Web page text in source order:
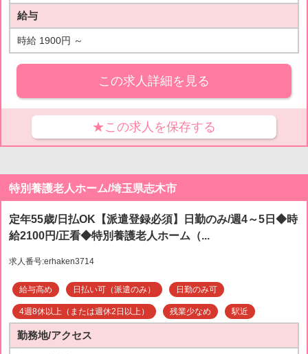
給与
時給 1900円 ～
この求人詳細を見る
★この求人を保存する
特別養護老人ホーム/埼玉県志木市
定年55歳/日払OK【派遣登録必須】日勤のみ/週4～5日◆時
給2100円/正看◆特別養護老人ホーム（...
求人番号:erhaken3714
給与高め 日払い可（派遣のみ） 日勤のみ可
4週8休以上（または週休2日以上） 残業少なめ 駅近
勤務地/アクセス